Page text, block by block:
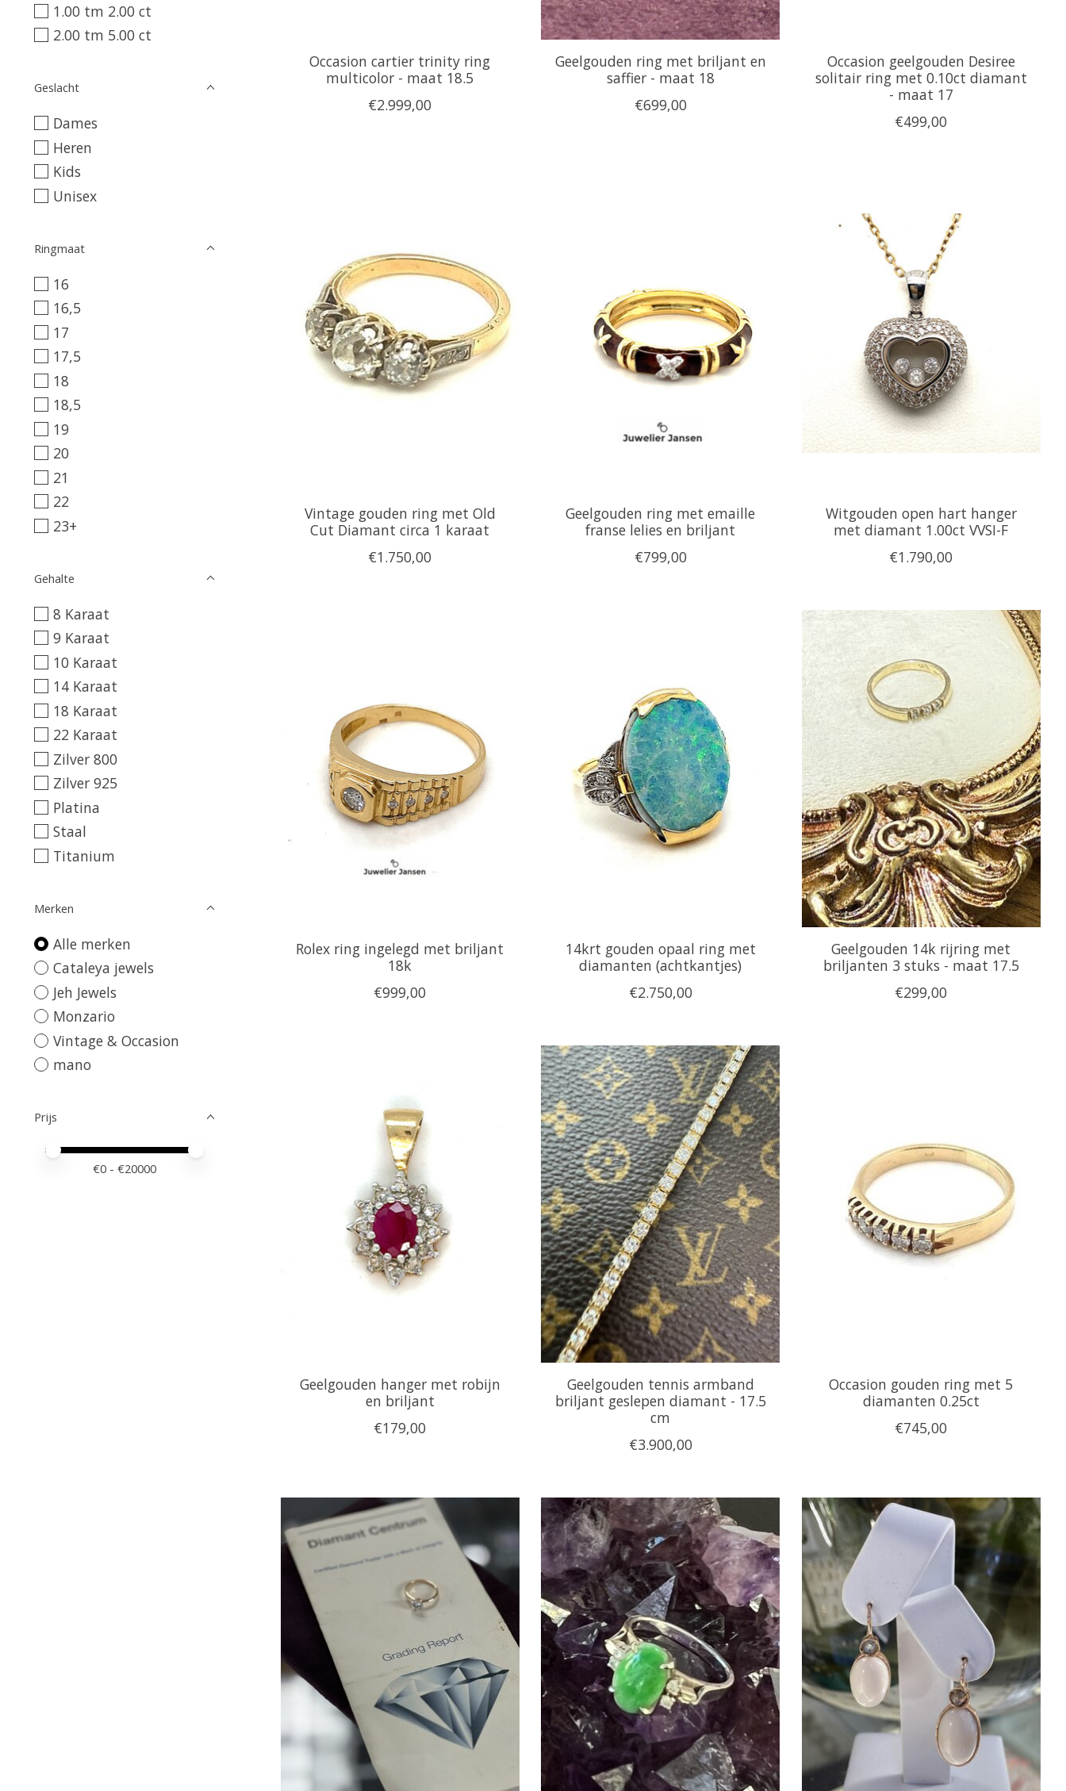
1.00 tm 2.00 ct
2.00 tm 5.00 ct
Geslacht
Dames
Heren
Kids
Unisex
Ringmaat
16
16,5
17
17,5
18
18,5
19
20
21
22
23+
Gehalte
8 Karaat
9 Karaat
10 Karaat
14 Karaat
18 Karaat
22 Karaat
Zilver 800
Zilver 925
Platina
Staal
Titanium
Merken
Alle merken
Cataleya jewels
Jeh Jewels
Monzario
Vintage & Occasion
mano
Prijs
Minimale prijswaarde
Price maximum value
€0 - €20000
Occasion cartier trinity ring
multicolor - maat 18.5
€2.999,00
Geelgouden ring met briljant en
saffier - maat 18
€699,00
Occasion geelgouden Desiree
solitair ring met 0.10ct diamant
- maat 17
€499,00
Vintage gouden ring met Old
Cut Diamant circa 1 karaat
€1.750,00
Geelgouden ring met emaille
franse lelies en briljant
€799,00
Witgouden open hart hanger
met diamant 1.00ct VVSI-F
€1.790,00
Rolex ring ingelegd met briljant
18k
€999,00
14krt gouden opaal ring met
diamanten (achtkantjes)
€2.750,00
Geelgouden 14k rijring met
briljanten 3 stuks - maat 17.5
€299,00
Geelgouden hanger met robijn
en briljant
€179,00
Geelgouden tennis armband
briljant geslepen diamant - 17.5
cm
€3.900,00
Occasion gouden ring met 5
diamanten 0.25ct
€745,00